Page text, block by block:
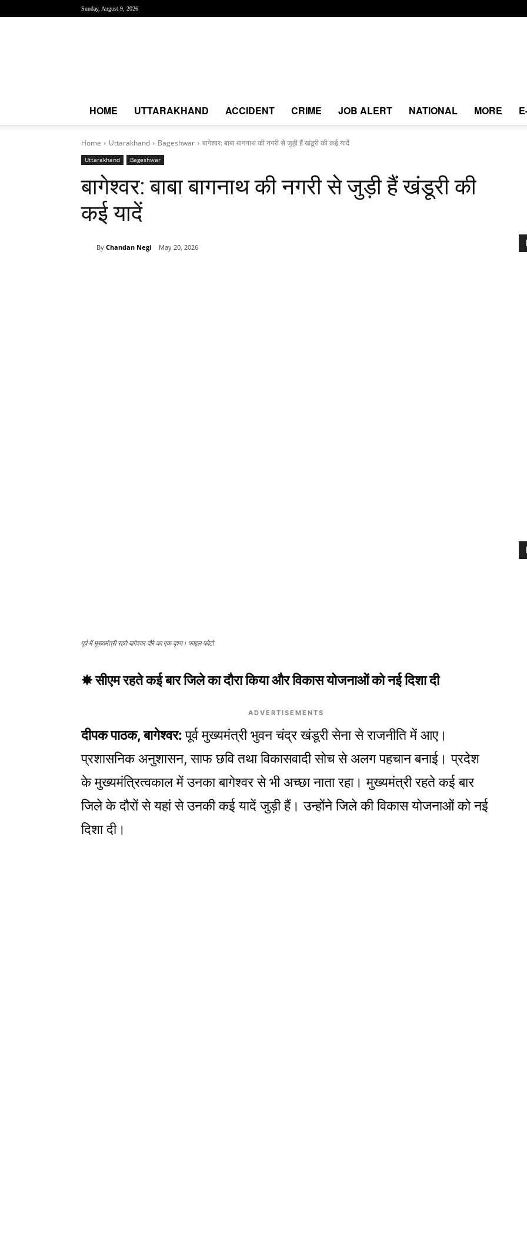
Sunday, August 9, 2026
HOME UTTARAKHAND ACCIDENT CRIME JOB ALERT NATIONAL MORE
Home Uttarakhand Bageshwar बागेश्वर: बाबा बागनाथ की नगरी से जुड़ी हैं खंडूरी की कई यादें
Uttarakhand Bageshwar
बागेश्वर: बाबा बागनाथ की नगरी से जुड़ी हैं खंडूरी की
कई यादें
By Chandan Negi May 20, 2026
पूर्व में मुख्यमंत्री रहते बागेश्वर दौरे का एक दृश्य। फाइल फोटो
✸ सीएम रहते कई बार जिले का दौरा किया और विकास योजनाओं को नई दिशा दी
ADVERTISEMENTS
दीपक पाठक, बागेश्वर:पूर्व मुख्यमंत्री भुवन चंद्र खंडूरी सेना से राजनीति में आए।
प्रशासनिक अनुशासन, साफ छवि तथा विकासवादी सोच से अलग पहचान बनाई। प्रदेश
के मुख्यमंत्रित्वकाल में उनका बागेश्वर से भी अच्छा नाता रहा। मुख्यमंत्री रहते कई बार
जिले के दौरों से यहां से उनकी कई यादें जुड़ी हैं। उन्होंने जिले की विकास योजनाओं को नई
दिशा दी।